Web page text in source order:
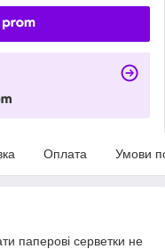
Оплата Умови
паперові серветки не